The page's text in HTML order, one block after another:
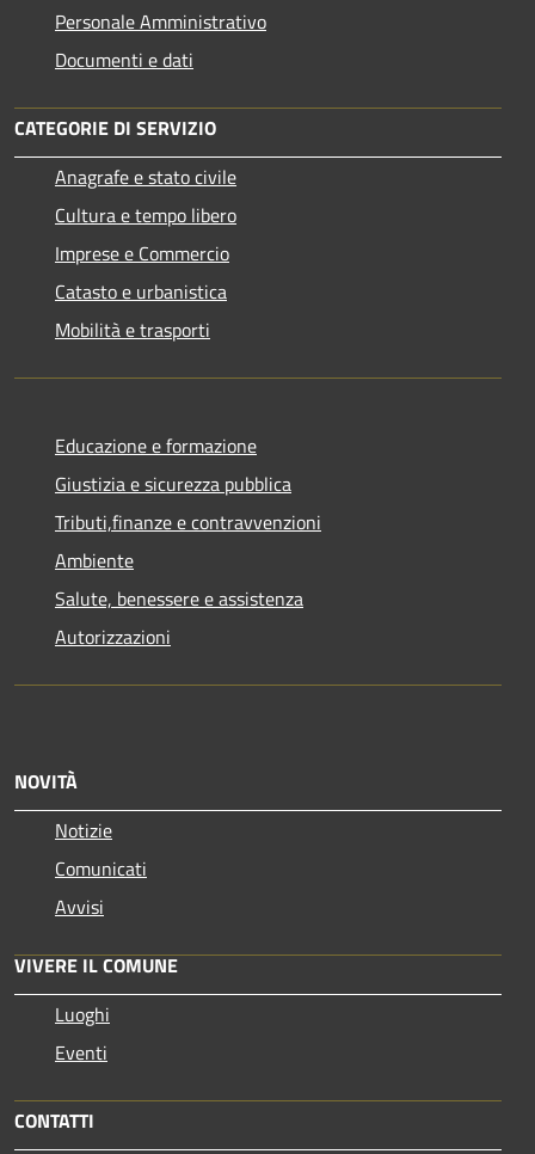
Personale Amministrativo
Documenti e dati
CATEGORIE DI SERVIZIO
Anagrafe e stato civile
Cultura e tempo libero
Imprese e Commercio
Catasto e urbanistica
Mobilità e trasporti
Educazione e formazione
Giustizia e sicurezza pubblica
Tributi,finanze e contravvenzioni
Ambiente
Salute, benessere e assistenza
Autorizzazioni
NOVITÀ
Notizie
Comunicati
Avvisi
VIVERE IL COMUNE
Luoghi
Eventi
CONTATTI